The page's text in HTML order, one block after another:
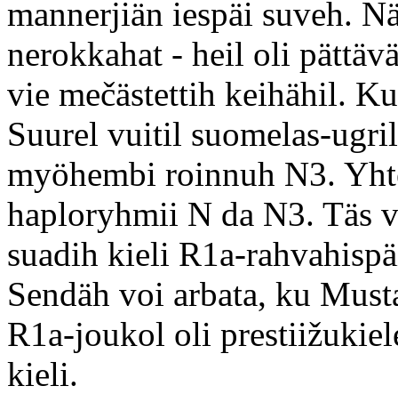
mannerjiän iespäi suveh.
nerokkahat - heil oli
vie mečästettih keihähil.
Suurel vuitil suomelas-
myöhembi roinnuh N3.
haploryhmii N da N3. Täs
suadih kieli R1a-
Sendäh voi arbata, ku
R1a-joukol oli
kieli.